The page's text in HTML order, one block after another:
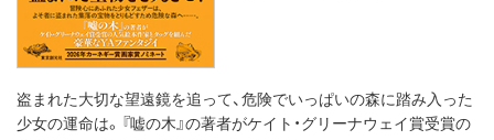
盗まれた大切な望遠鏡を追って、危険でいっぱいの森に踏み入った
少女の運命は。『嘘の木』の著者がケイト・グリーナウェイ賞受賞の